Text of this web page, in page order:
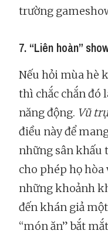
trường
7. “Liên hoàn”
Nếu hỏi mùa hè
thì chắc chắn đó
năng động. Vũ
điều này để
những sân khấu
cho phép họ
những khoảnh
đến khán giả
“món ăn” bắt